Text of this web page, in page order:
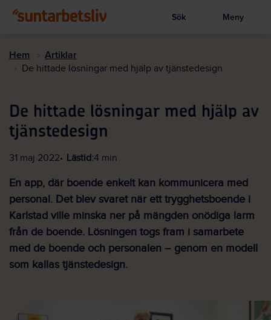
huvudinnehållet
Visa sökruta
Sök Meny
Hem Artiklar
De hittade lösningar med hjälp av tjänstedesign
De hittade lösningar med hjälp av
tjänstedesign
31 maj 2022 Lästid:4 min
En app, där boende enkelt kan kommunicera med
personal. Det blev svaret när ett trygghetsboende i
Karlstad ville minska ner på mängden onödiga larm
från de boende. Lösningen togs fram i samarbete
med de boende och personalen – genom en modell
som kallas tjänstedesign.